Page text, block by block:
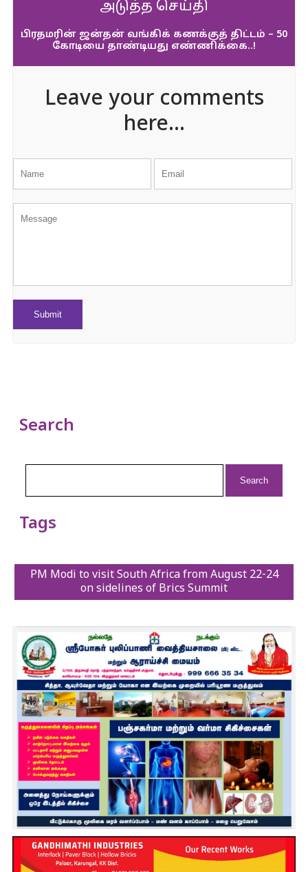
அடுத்த செய்தி
பிரதமரின் ஜன்தன் வங்கிக் கணக்குத் திட்டம் – 50
கோடியை தாண்டியது எண்ணிக்கை..!
Leave your comments
here...
Search
Tags
PM Modi to visit South Africa from August 22-24
on sidelines of Brics Summit